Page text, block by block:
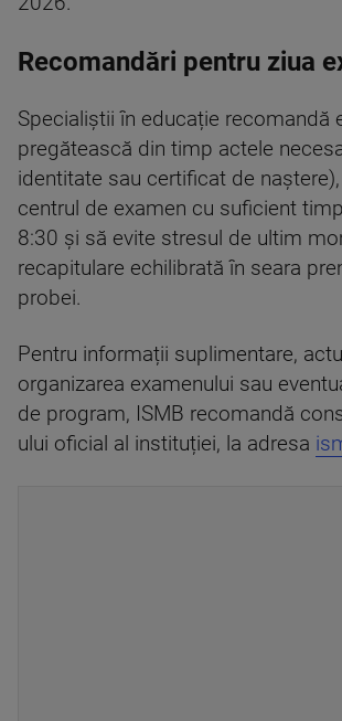
Recomandări pentru ziua
Specialiștii în educație recomandă
pregătească din timp actele
identitate sau certificat de
centrul de examen cu suficient
8:30 și să evite stresul de ultim
recapitulare echilibrată în seara
probei.
Pentru informații suplimentare,
organizarea examenului sau
de program, ISMB recomandă
ului oficial al instituției, la adresa